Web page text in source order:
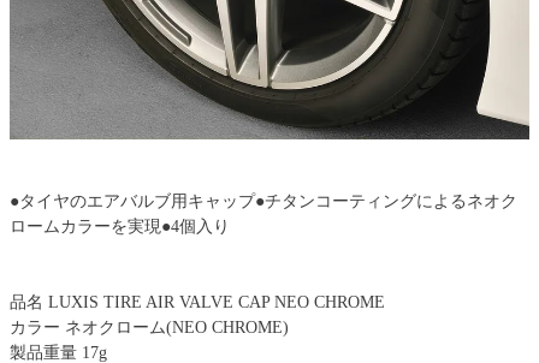
●タイヤのエアバルブ用キャップ●チタンコーティングによるネオク
ロームカラーを実現●4個入り
品名 LUXIS TIRE AIR VALVE CAP NEO CHROME
カラー ネオクローム(NEO CHROME)
製品重量 17g